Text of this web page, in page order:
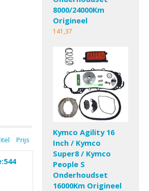
Prijs
8000/24000Km
Origineel
141,37
Kymco Agility 16
Inch / Kymco
Super8 / Kymco
People S
Onderhoudset
16000Km Origineel